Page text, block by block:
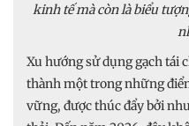
kinh tế mà còn là biểu
Xu hướng sử dụng gạch tái
thành một trong những
vững, được thúc đẩy bởi